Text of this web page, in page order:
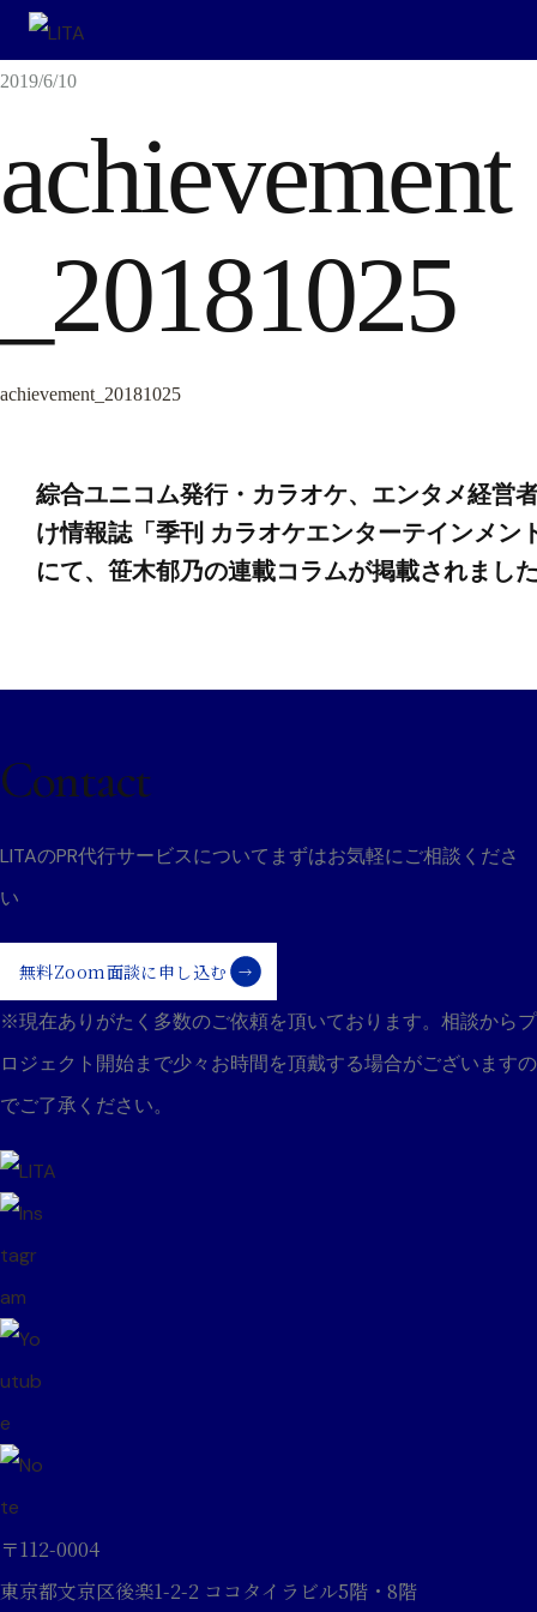
2019/6/10
achievement
_20181025
achievement_20181025
投
稿
ビ
ゲ
シ
ョ
ン
綜合ユニコム発行・カラオケ、エンタメ経営
け情報誌「季刊 カラオケエンターテインメン
にて、笹木郁乃の連載コラムが掲載されまし
Contact
LITAのPR代行サービスについて まずはお気軽にご相談くださ
い
無料Zoom面談に申し込む
※現在ありがたく多数のご依頼を頂いております。 相談からプ
ロジェクト開始まで少々お時間を頂戴する場合がございますの
でご了承ください。
〒112-0004
東京都文京区後楽1-2-2 ココタイラビル5階・8階